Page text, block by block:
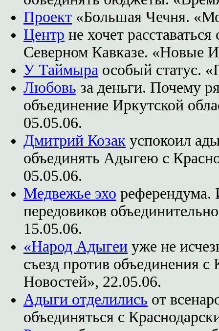
Проект «Большая Чечня.
Центр не хочет
Северном Кавказе. «Новые
У Таймыра особый статус.
Любовь за деньги. Почему
объединение Иркутской
05.05.06.
Дмитрий Козак успокоил
объединять Адыгею с
05.05.06.
Медвежье эхо референдума.
передовиков
15.05.06.
«Народ Адыгеи уже не
съезд против объединения
Новостей», 22.05.06.
Адыги отделились от
объединяться с